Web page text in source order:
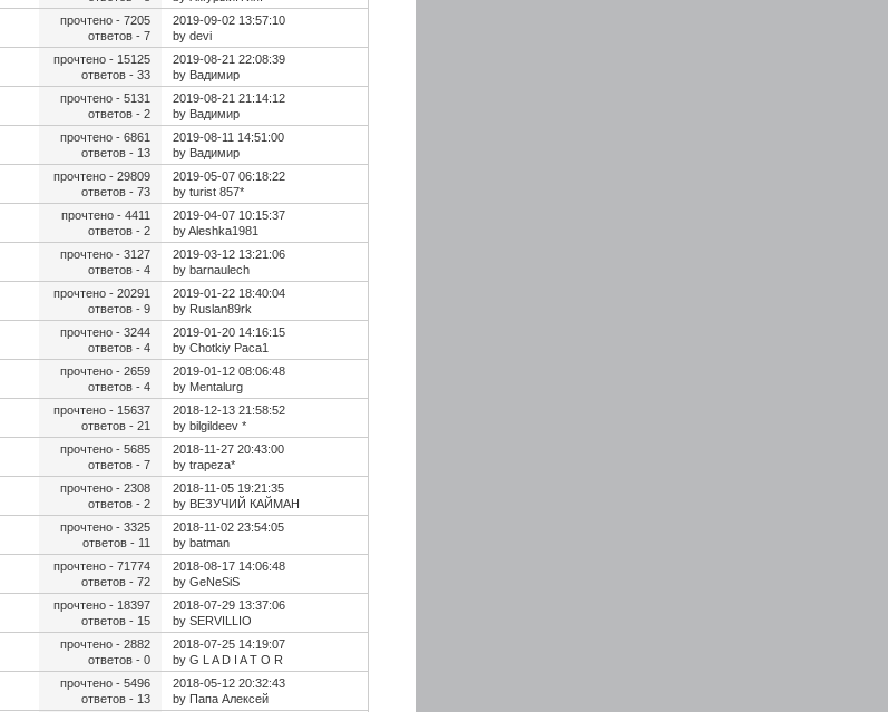
прочтено - 7205
ответов - 7
2019-09-02 13:57:10
by devi
прочтено - 15125
ответов - 33
2019-08-21 22:08:39
by Вадимир
прочтено - 5131
ответов - 2
2019-08-21 21:14:12
by Вадимир
прочтено - 6861
ответов - 13
2019-08-11 14:51:00
by Вадимир
прочтено - 29809
ответов - 73
2019-05-07 06:18:22
by turist 857*
прочтено - 4411
ответов - 2
2019-04-07 10:15:37
by Aleshka1981
прочтено - 3127
ответов - 4
2019-03-12 13:21:06
by barnaulech
прочтено - 20291
ответов - 9
2019-01-22 18:40:04
by Ruslan89rk
прочтено - 3244
ответов - 4
2019-01-20 14:16:15
by Chotkiy Paca1
прочтено - 2659
ответов - 4
2019-01-12 08:06:48
by Mentalurg
прочтено - 15637
ответов - 21
2018-12-13 21:58:52
by bilgildeev *
прочтено - 5685
ответов - 7
2018-11-27 20:43:00
by trapeza*
прочтено - 2308
ответов - 2
2018-11-05 19:21:35
by ВЕЗУЧИЙ КАЙМАН
прочтено - 3325
ответов - 11
2018-11-02 23:54:05
by batman
прочтено - 71774
ответов - 72
2018-08-17 14:06:48
by GeNeSiS
прочтено - 18397
ответов - 15
2018-07-29 13:37:06
by SERVILLIO
прочтено - 2882
ответов - 0
2018-07-25 14:19:07
by G L A D I A T O R
прочтено - 5496
ответов - 13
2018-05-12 20:32:43
by Папа Алексей